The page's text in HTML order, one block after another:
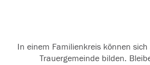
In einem Familienkreis können
Trauergemeinde bilden.